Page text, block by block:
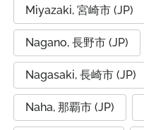
Miyazaki, 宮崎市 (JP)
Nagano, 長野市 (JP)
Nagasaki, 長崎市 (JP)
Naha, 那覇市 (JP)